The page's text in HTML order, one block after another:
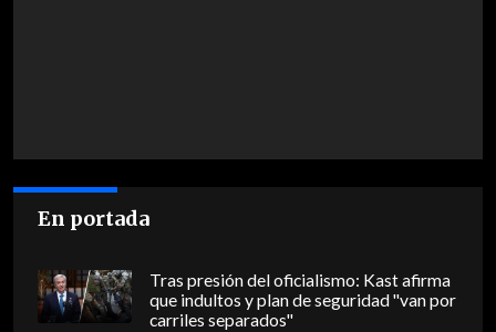
En portada
Tras presión del oficialismo: Kast afirma
que indultos y plan de seguridad "van por
carriles separados"